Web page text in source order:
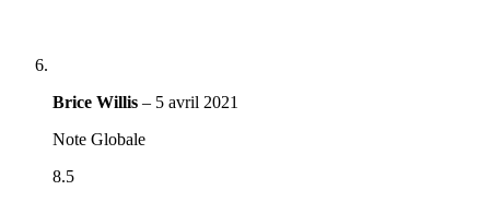
Brice Willis – 5 avril 2021
Note Globale
8.5